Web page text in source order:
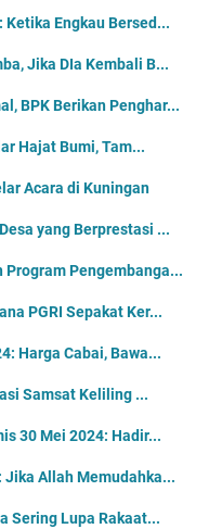
Engkau Bersed...
Jika DIa Kembali B...
BPK Berikan Penghar...
Hajat Bumi, Tam...
Acara di Kuningan
yang Berprestasi ...
Program Pengembanga...
PGRI Sepakat Ker...
Harga Cabai, Bawa...
Samsat Keliling ...
30 Mei 2024: Hadir...
Jika Allah Memudahka...
Sering Lupa Rakaat...